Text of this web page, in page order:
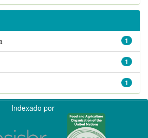
1
1
1
Indexado por